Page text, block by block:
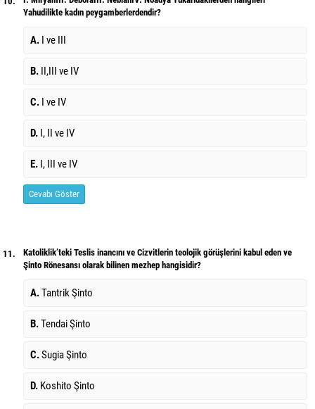
Yahudilikte kadın peygamberlerdendir?
A. I ve III
B. II,III ve IV
C. I ve IV
D. I, II ve IV
E. I, III ve IV
Cevabı Göster
11.
Katoliklik’teki Teslis inancını ve Cizvitlerin teolojik görüşlerini kabul eden ve
Şinto Rönesansı olarak bilinen mezhep hangisidir?
A.Tantrik Şinto
B.Tendai Şinto
C.Sugia Şinto
D. Koshito Şinto